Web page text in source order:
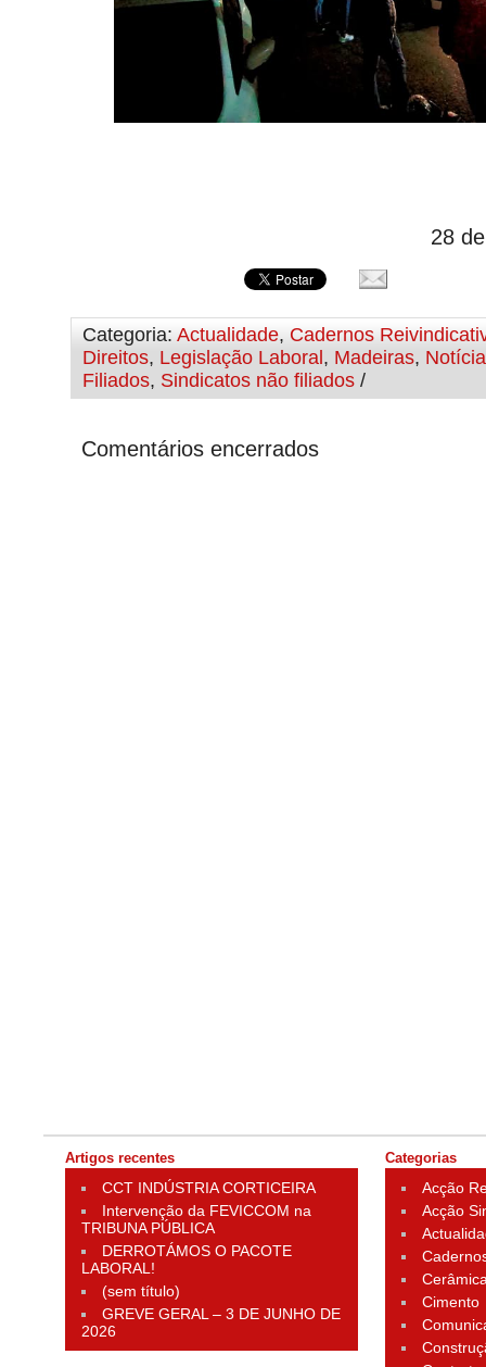
28
Categoria: Actualidade, Cadernos
Direitos, Legislação Laboral, Madeiras,
Filiados, Sindicatos não filiados /
Comentários encerrados
Artigos recentes
CCT INDÚSTRIA CORTICEIRA
Intervenção da FEVICCOM na
TRIBUNA PÚBLICA
DERROTÁMOS O PACOTE
LABORAL!
(sem título)
GREVE GERAL – 3 DE JUNHO DE
2026
Categorias
Acção
Acção
Cimento